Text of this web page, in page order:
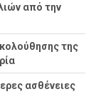
από την
της
ασθένειες